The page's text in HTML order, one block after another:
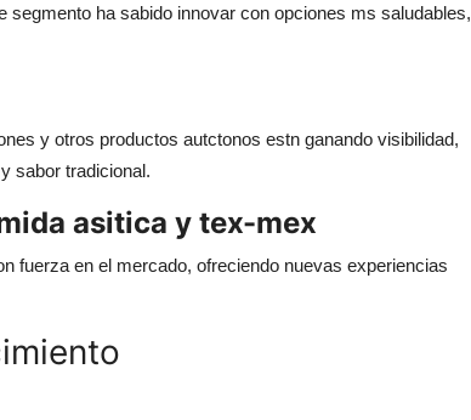
ha sabido innovar con opciones ms saludables,
y otros productos autctonos estn ganando visibilidad,
sabor tradicional.
asitica y tex-mex
fuerza en el mercado, ofreciendo nuevas experiencias